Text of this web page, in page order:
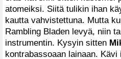
atomeiksi. Siitä tulikin ihan
kautta vahvistettuna. Mutta
Rambling Bladen levyä, niin
instrumentin. Kysyin sitten
kontrabassoaan lainaan.